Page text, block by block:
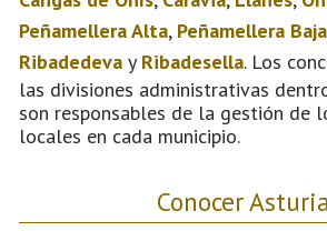
Peñamellera Alta, Peñamellera Baja
Ribadedeva y Ribadesella. Los
las divisiones administrativas
son responsables de la gestión de
locales en cada municipio.
Conocer